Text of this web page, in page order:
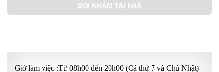
GÓI KHÁM TẠI NHÀ
Giờ làm việc :Từ 08h00 đến 20h00 (Cả thứ 7 và Chủ Nhật)